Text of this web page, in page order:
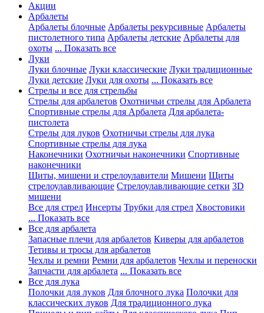
Акции
Арбалеты
Арбалеты блочные Арбалеты рекурсивные Арбалеты
пистолетного типа Арбалеты детские Арбалеты для
охоты ... Показать все
Луки
Луки блочные Луки классические Луки традиционные
Луки детские Луки для охоты ... Показать все
Стрелы и все для стрельбы
Стрелы для арбалетов Охотничьи стрелы для Арбалета
Спортивные стрелы для Арбалета Для арбалета-
пистолета
Стрелы для луков Охотничьи стрелы для лука
Спортивные стрелы для лука
Наконечники Охотничьи наконечники Спортивные
наконечники
Щиты, мишени и стрелоулавители Мишени Щиты
стрелоулавливающие Стрелоулавливающие сетки 3D
мишени
Все для стрел Инсерты Трубки для стрел Хвостовики
... Показать все
Все для арбалета
Запасные плечи для арбалетов Киверы для арбалетов
Тетивы и тросы для арбалетов
Чехлы и ремни Ремни для арбалетов Чехлы и переноски
Запчасти для арбалета ... Показать все
Все для лука
Полочки для луков Для блочного лука Полочки для
классических луков Для традиционного лука